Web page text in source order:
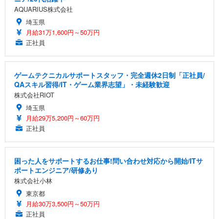
AQUARIUS株式会社
埼玉県
月給31万1,600円～50万円
正社員
ゲームテクニカルサポートスタッフ・完全週休2日制「正社員/
QAスキル習得/IT・ゲーム業界志望」・未経験歓迎
株式会社RIOT
埼玉県
月給29万5,200円～60万円
正社員
困った人をサポートするお仕事!問い合わせ対応から開始/ITサ
ポートエンジニア/研修あり
株式会社小林
東京都
月給30万3,500円～50万円
正社員